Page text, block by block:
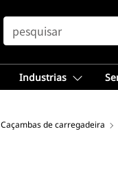
SEARCH
Industrias
Caçambas de carregadeira